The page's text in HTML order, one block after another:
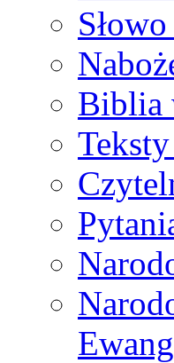
Biblia